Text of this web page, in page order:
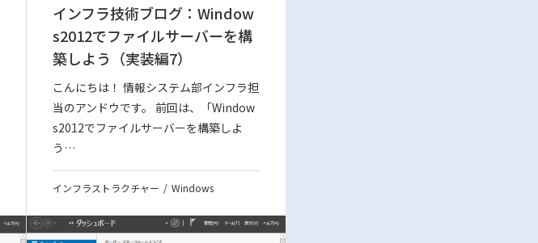
インフラ技術ブログ：Window
s2012でファイルサーバーを構
築しよう（実装編7）
こんにちは！ 情報システム部インフラ担
当のアンドウです。 前回は、「Window
s2012でファイルサーバーを構築しよ
う…
インフラストラクチャー Windows